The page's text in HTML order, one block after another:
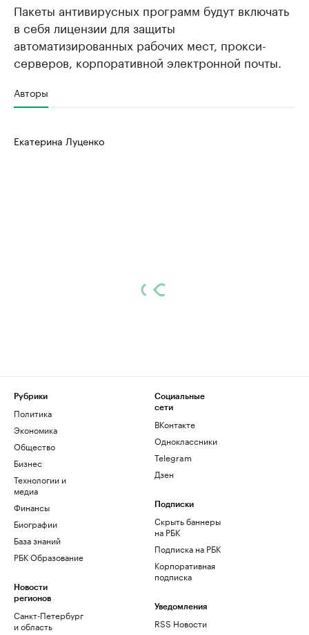
Пакеты антивирусных программ будут включать
в себя лицензии для защиты
автоматизированных рабочих мест, прокси-
серверов, корпоративной электронной почты.
Авторы
Екатерина Луценко
Рубрики
Политика
Экономика
Общество
Бизнес
Технологии и
медиа
Финансы
Биографии
База знаний
РБК Образование
Новости
регионов
Санкт-Петербург
и область
Социальные
сети
ВКонтакте
Одноклассники
Telegram
Дзен
Подписки
Скрыть баннеры
на РБК
Подписка на РБК
Корпоративная
подписка
Уведомления
RSS Новости